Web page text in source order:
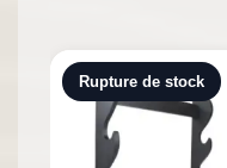
Rupture de stock